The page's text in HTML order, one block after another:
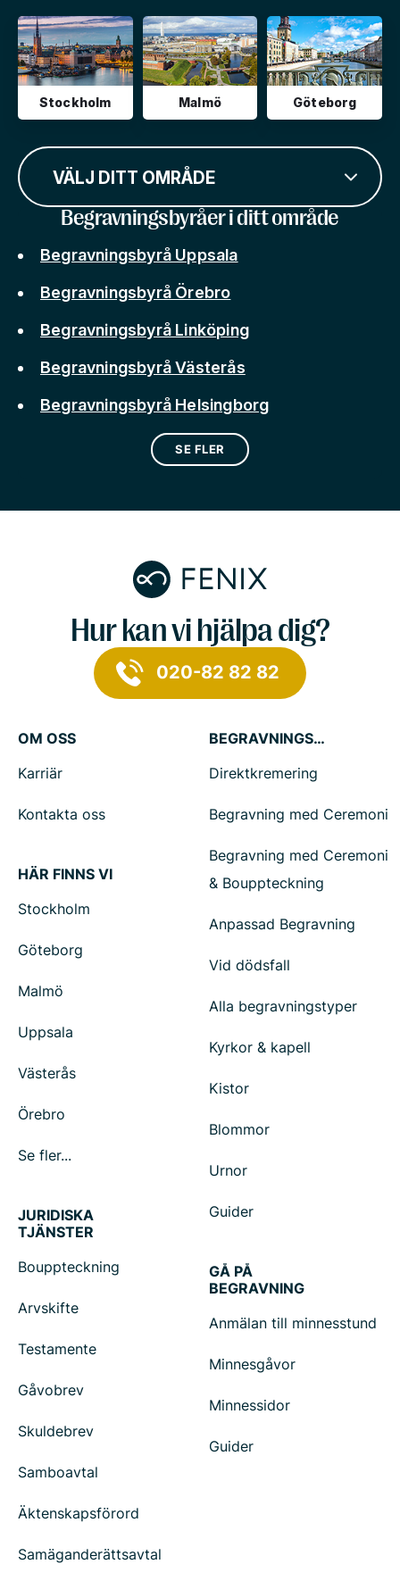
Stockholm Malmö Göteborg
VÄLJ DITT OMRÅDE
Begravningsbyråer i ditt område
Begravningsbyrå Uppsala
Begravningsbyrå Örebro
Begravningsbyrå Linköping
Begravningsbyrå Västerås
Begravningsbyrå Helsingborg
SE FLER
Hur kan vi hjälpa dig?
020-82 82 82
OM OSS
Karriär
Kontakta oss
HÄR FINNS VI
Stockholm
Göteborg
Malmö
Uppsala
Västerås
Örebro
Se fler...
BEGRAVNINGSTJÄNSTER
Direktkremering
Begravning med Ceremoni
Begravning med Ceremoni
& Bouppteckning
Anpassad Begravning
Vid dödsfall
Alla begravningstyper
Kyrkor & kapell
Kistor
Blommor
Urnor
Guider
JURIDISKA
TJÄNSTER
Bouppteckning
Arvskifte
Testamente
Gåvobrev
Skuldebrev
Samboavtal
Äktenskapsförord
Samäganderättsavtal
GÅ PÅ
BEGRAVNING
Anmälan till minnesstund
Minnesgåvor
Minnessidor
Guider